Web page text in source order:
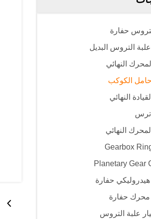
حفارة
التروس البديل
النهائي
الكوكب
النهائي
ترس
النهائي
Gearbox
Planetary Gear
حفارة
حفارة
علبة التروس